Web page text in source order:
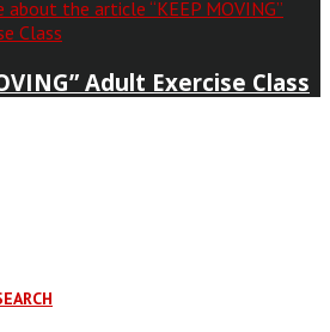
Adult Exercise Class